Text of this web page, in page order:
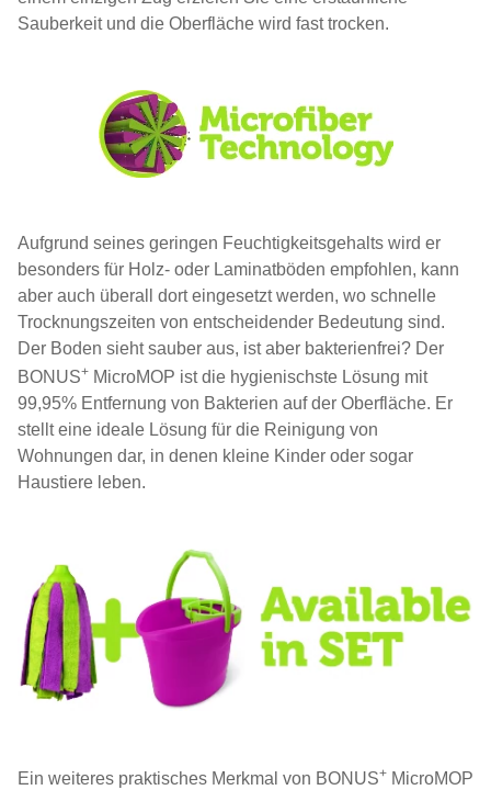
Sauberkeit und die Oberfläche wird fast trocken.
Aufgrund seines geringen Feuchtigkeitsgehalts wird er
besonders für Holz- oder Laminatböden empfohlen, kann
aber auch überall dort eingesetzt werden, wo schnelle
Trocknungszeiten von entscheidender Bedeutung sind.
Der Boden sieht sauber aus, ist aber bakterienfrei? Der
BONUS+ MicroMOP ist die hygienischste Lösung mit
99,95% Entfernung von Bakterien auf der Oberfläche. Er
stellt eine ideale Lösung für die Reinigung von
Wohnungen dar, in denen kleine Kinder oder sogar
Haustiere leben.
Ein weiteres praktisches Merkmal von BONUS+ MicroMOP